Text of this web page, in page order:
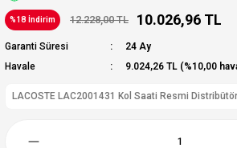
%18 İndirim 12.228,00 TL 10.026,96 TL
Garanti Süresi
24 Ay
Havale
9.024,26 TL (%10,00
LACOSTE LAC2001431 Kol Saati Resmi